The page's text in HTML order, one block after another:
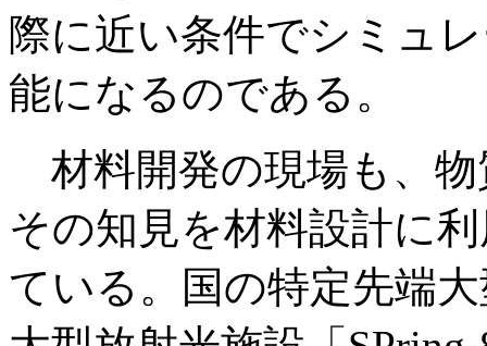
際に近い条件でシミュ
能になるのである。
材料開発の現場も、
その知見を材料設計に
ている。国の特定先端